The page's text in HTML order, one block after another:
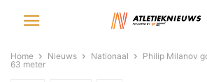
Home Nieuws Nationaal
Philip Milanov
63 meter